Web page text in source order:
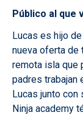
Público al que
Lucas es hijo
nueva oferta de
remota isla que
padres
Lucas junto con
Ninja academy